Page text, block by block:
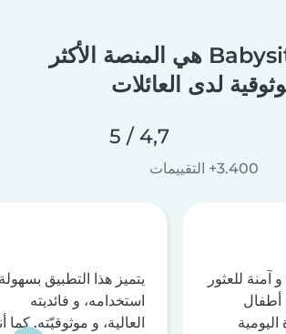
منصة Babysits هي المنصة الأكثر
لدى العائلات
4,7 / 5
3.400+ التقييمات
للعثور
اليومية
يتميز هذا التطبيق
استخدامه، و فائديته
العالية، و موثوقيّته. كما